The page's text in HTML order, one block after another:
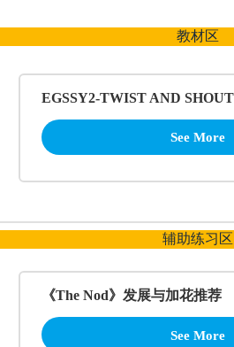
至
内
教材区
EGSSY2-TWIST AND SHOUT
See More
辅助练习区
《The Nod》发展与加花推荐
See More